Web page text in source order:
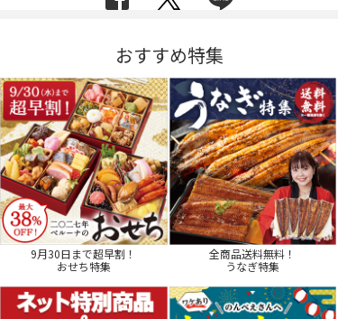
おすすめ特集
9月30日まで超早割！
おせち特集
全商品送料無料！
うなぎ特集